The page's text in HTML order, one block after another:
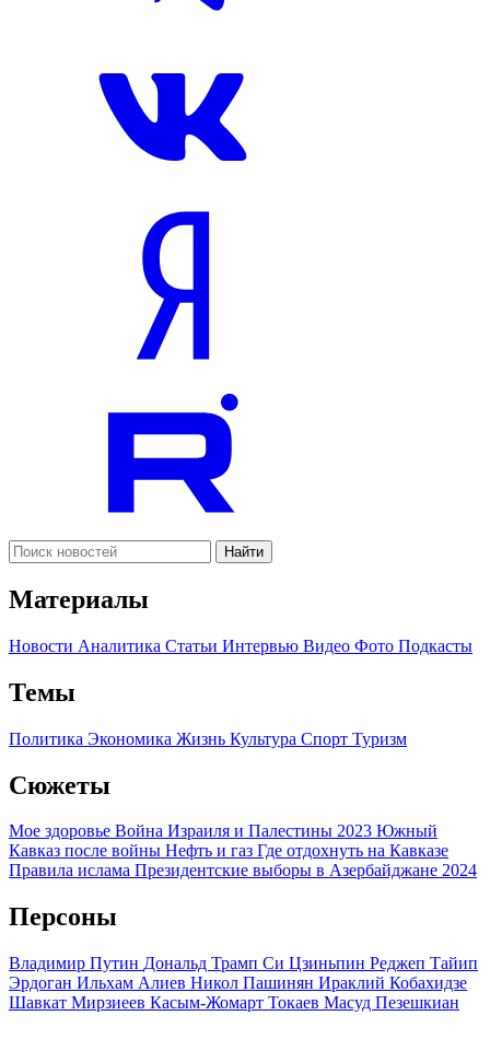
Найти
Материалы
Новости Аналитика Статьи Интервью Видео Фото Подкасты
Темы
Политика Экономика Жизнь Культура Спорт Туризм
Сюжеты
Мое здоровье Война Израиля и Палестины 2023 Южный
Кавказ после войны Нефть и газ Где отдохнуть на Кавказе
Правила ислама Президентские выборы в Азербайджане 2024
Персоны
Владимир Путин Дональд Трамп Си Цзиньпин Реджеп Тайип
Эрдоган Ильхам Алиев Никол Пашинян Ираклий Кобахидзе
Шавкат Мирзиеев Касым-Жомарт Токаев Масуд Пезешкиан